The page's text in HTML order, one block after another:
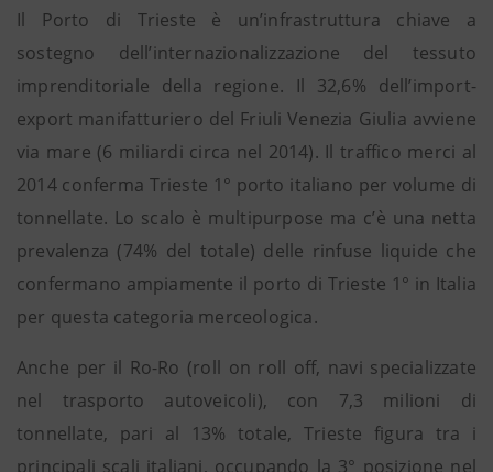
Il Porto di Trieste è un’infrastruttura chiave a
sostegno dell’internazionalizzazione del tessuto
imprenditoriale della regione. Il 32,6% dell’import-
export manifatturiero del Friuli Venezia Giulia avviene
via mare (6 miliardi circa nel 2014). Il traffico merci al
2014 conferma Trieste 1° porto italiano per volume di
tonnellate. Lo scalo è multipurpose ma c’è una netta
prevalenza (74% del totale) delle rinfuse liquide che
confermano ampiamente il porto di Trieste 1° in Italia
per questa categoria merceologica.
Anche per il Ro-Ro (roll on roll off, navi specializzate
nel trasporto autoveicoli), con 7,3 milioni di
tonnellate, pari al 13% totale, Trieste figura tra i
principali scali italiani, occupando la 3° posizione nel